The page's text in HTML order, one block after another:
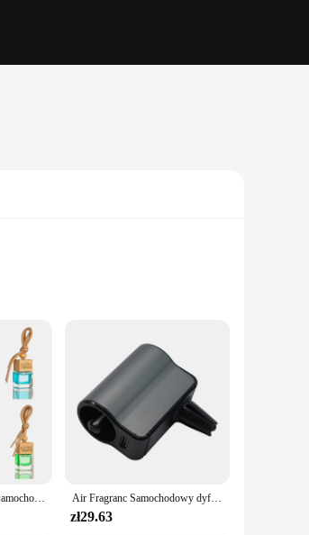
delivers a long-lasting,
home or office. The compact size
providing a consistent and
seeking a natural and effective
Szklany odświeżacz do samochodu aromaterapia samochodowa biżuteria zapach samochodowy wisiorek świeży lekki zapach Ornament - Rose Fragranc Air Fragranc Samochodowy dyfuzor zapachowy Akcesoria Zestaw zamienny Pojazd Czarny Samochodowy klips do perfum Długotrwała jakość
zł29.63